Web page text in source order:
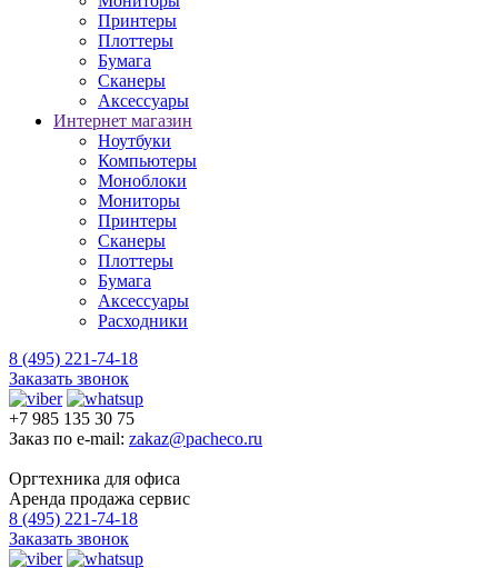
Принтеры
Плоттеры
Бумага
Сканеры
Аксессуары
Интернет магазин
Ноутбуки
Компьютеры
Моноблоки
Мониторы
Принтеры
Сканеры
Плоттеры
Бумага
Аксессуары
Расходники
8 (495) 221-74-18
Заказать звонок
+7 985 135 30 75
Заказ по e-mail: zakaz@pacheco.ru
Оргтехника для офиса
Аренда продажа сервис
8 (495) 221-74-18
Заказать звонок